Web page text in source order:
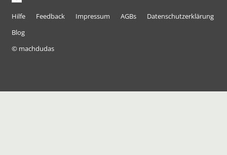
Hilfe Feedback Impressum AGBs
Datenschutzerklärung
Blog
© machdudas